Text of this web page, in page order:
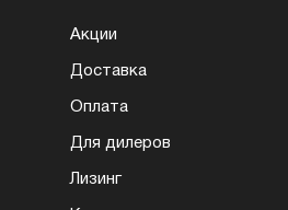
Акции
Доставка
Оплата
Для дилеров
Лизинг